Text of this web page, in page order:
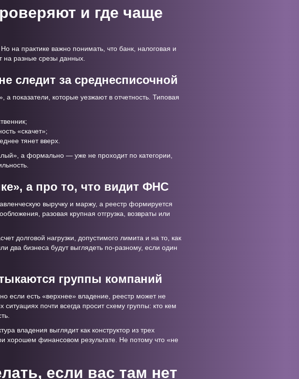
и где чаще
на практике важно понимать, что банк, налоговая и
на разные срезы данных.
следит за среднесписочной
показатели, которые уезжают в отчетность. Типовая
«скачет»;
тянет вверх.
а формально — уже не проходит по категории,
а про то, что видит ФНС
выручку и маржу, а реестр формируется
разовая крупная отгрузка, возвраты или
долговой нагрузки, допустимого лимита и на то, как
два бизнеса будут выглядеть по-разному, если один
группы компаний
если есть «верхнее» владение, реестр может не
почти всегда просит схему группы: кто кем
владения выглядит как конструктор из трех
хорошем финансовом результате. Не потому что «не
если вас там нет